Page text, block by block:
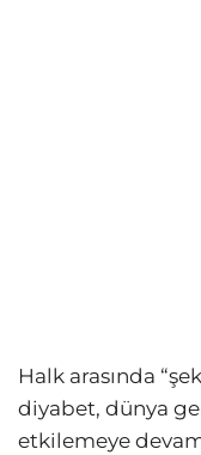
Halk arasında
diyabet, dünya
etkilemeye